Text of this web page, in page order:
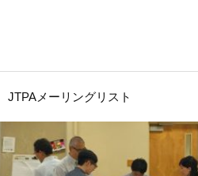
JTPAメーリングリスト